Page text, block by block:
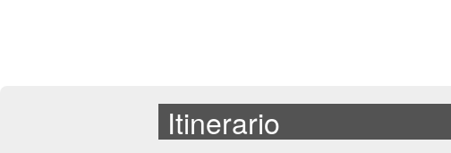
Itinerario